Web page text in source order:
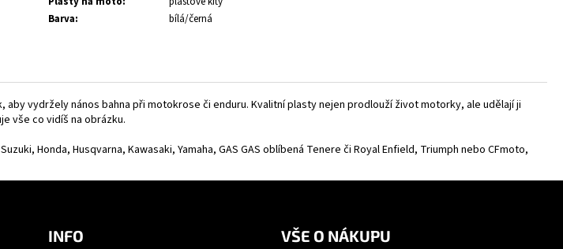
Barva: bílá/černá
vydržely nános bahna při motokrose či enduru. Kvalitní plasty nejen prodlouží život motorky, ale udělají ji
vše co vidíš na obrázku.
Suzuki, Honda, Husqvarna, Kawasaki, Yamaha, GAS GAS oblíbená Tenere či Royal Enfield, Triumph nebo CFmoto,
INFO VŠE O NÁKUPU